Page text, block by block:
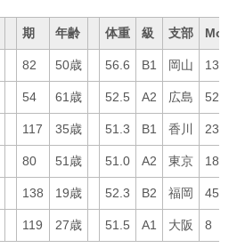
期 年齢 体重 級 支部 Mo
82 50歳 56.6 B1 岡山 13
54 61歳 52.5 A2 広島 52
117 35歳 51.3 B1 香川 23
80 51歳 51.0 A2 東京 18
138 19歳 52.3 B2 福岡 45
119 27歳 51.5 A1 大阪 8